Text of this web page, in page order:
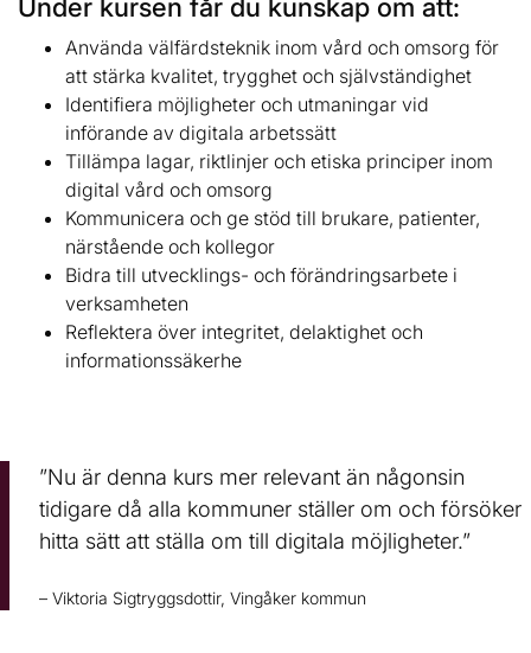
Under kursen får du kunskap om att:
Använda välfärdsteknik inom vård och omsorg för
att stärka kvalitet, trygghet och självständighet
Identifiera möjligheter och utmaningar vid
införande av digitala arbetssätt
Tillämpa lagar, riktlinjer och etiska principer inom
digital vård och omsorg
Kommunicera och ge stöd till brukare, patienter,
närstående och kollegor
Bidra till utvecklings- och förändringsarbete i
verksamheten
Reflektera över integritet, delaktighet och
informationssäkerhe
”Nu är denna kurs mer relevant än någonsin
tidigare då alla kommuner ställer om och försöker
hitta sätt att ställa om till digitala möjligheter.”
– Viktoria Sigtryggsdottir, Vingåker kommun